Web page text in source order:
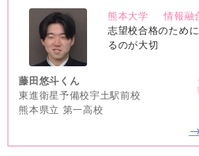
no
image
熊本大学
情報融
志望校合格のため
るのが大切
藤田悠斗くん
東進衛星予備校宇土駅前校
熊本県立 第一高校